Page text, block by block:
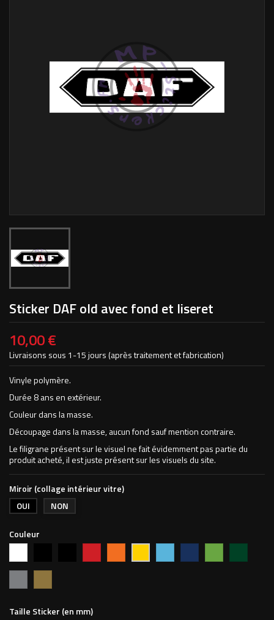
Sticker DAF old avec fond et liseret
10,00 €
Livraisons sous 1-15 jours (après traitement et fabrication)
Vinyle polymère.
Durée 8 ans en extérieur.
Couleur dans la masse.
Découpage dans la masse, aucun fond sauf mention contraire.
Le filigrane présent sur le visuel ne fait évidemment pas partie du
produit acheté, il est juste présent sur les visuels du site.
Miroir (collage intérieur vitre)
OUI
NON
Couleur
vif
Orange
clair
foncé pommeforêt
Taille Sticker (en mm)